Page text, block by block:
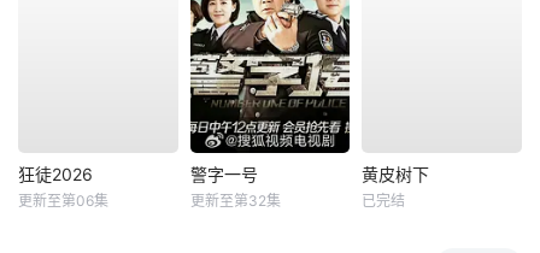
狂徒2026
更新至第06集
警字一号
更新至第32集
黄皮树下
已完结